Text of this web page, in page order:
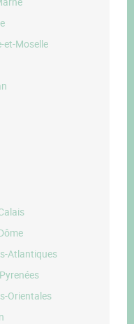
et-Moselle
Atlantiques
Orientales